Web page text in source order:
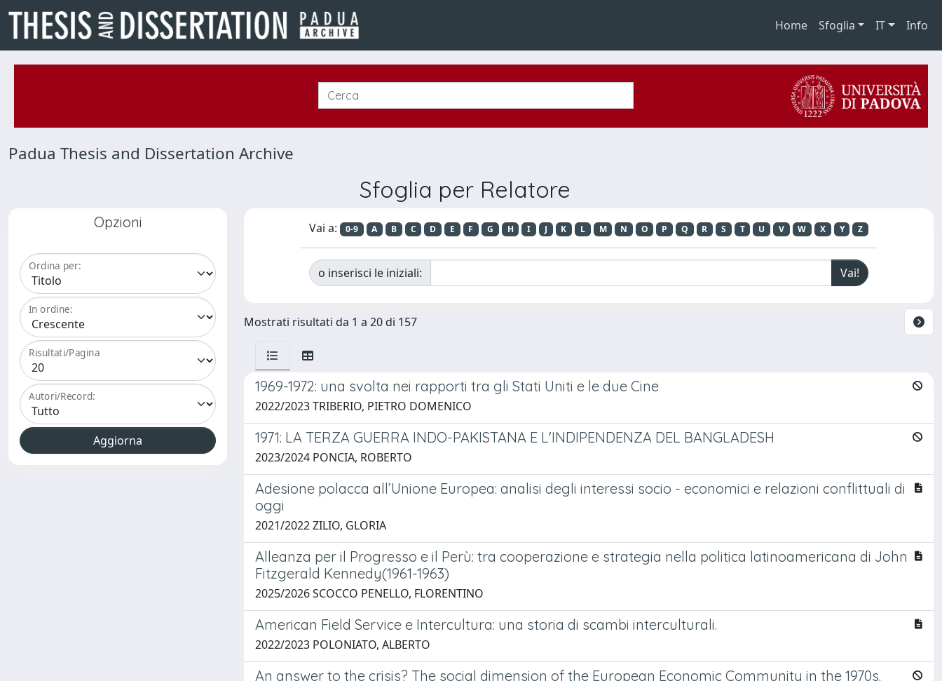
Home Sfoglia IT Info
Padua Thesis and Dissertation Archive
Sfoglia per Relatore
Opzioni
Ordina per:
In ordine:
Risultati/Pagina
Autori/Record:
Vai a: 0-9 A B C D E F G H I J K L M N O P Q R S T U V W X Y Z
o inserisci le iniziali:
Mostrati risultati da 1 a 20 di 157
1969-1972: una svolta nei rapporti tra gli Stati Uniti e le due Cine
2022/2023 TRIBERIO, PIETRO DOMENICO
1971: LA TERZA GUERRA INDO-PAKISTANA E L'INDIPENDENZA DEL BANGLADESH
2023/2024 PONCIA, ROBERTO
Adesione polacca all’Unione Europea: analisi degli interessi socio - economici e relazioni conflittuali di
oggi
2021/2022 ZILIO, GLORIA
Alleanza per il Progresso e il Perù: tra cooperazione e strategia nella politica latinoamericana di John
Fitzgerald Kennedy(1961-1963)
2025/2026 SCOCCO PENELLO, FLORENTINO
American Field Service e Intercultura: una storia di scambi interculturali.
2022/2023 POLONIATO, ALBERTO
An answer to the crisis? The social dimension of the European Economic Community in the 1970s.